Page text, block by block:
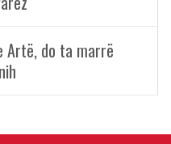
Artë, do ta marrë